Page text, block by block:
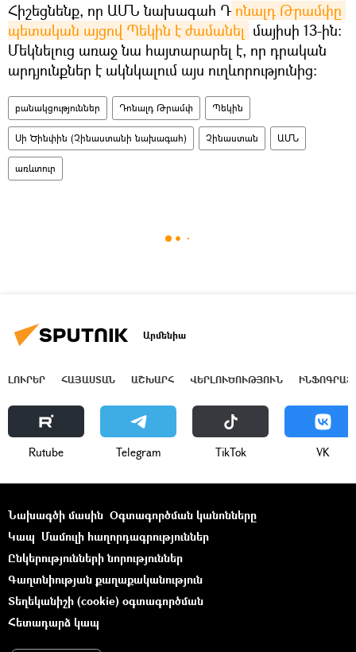
Հիշեցնենք, որ ԱՄՆ նախագահ Դ ոնալդ Թրամփը
պետական ​​այցով Պեկին է ժամանել մայիսի 13-ին։
Մեկնելուց առաջ նա հայտարարել է, որ դրական
արդյունքներ է ակնկալում այս ուղևորությունից։
բանակցություններ Դոնալդ Թրամփ Պեկին
Սի Ծինփին (Չինաստանի նախագահ) Չինաստան ԱՄՆ
առևտուր
Արմենիա
ԼՈՒՐԵՐ ՀԱՅԱՍՏԱՆ ԱՇԽԱՐՀ ՎԵՐԼՈՒԾՈՒԹՅՈՒՆ
Rutube Telegram ТikТоk VK
Նախագծի մասին Օգտագործման կանոնները
Կապ Մամուլի հաղորդագրություններ
Ընկերությունների նորություններ
Գաղտնիության քաղաքականություն
Տեղեկանիշի (cookie) օգտագործման
Հետադարձ կապ